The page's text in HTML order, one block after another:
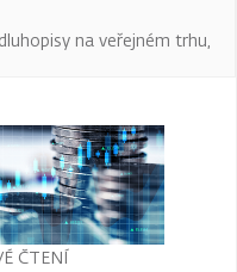
na veřejném trhu,
ČTENÍ